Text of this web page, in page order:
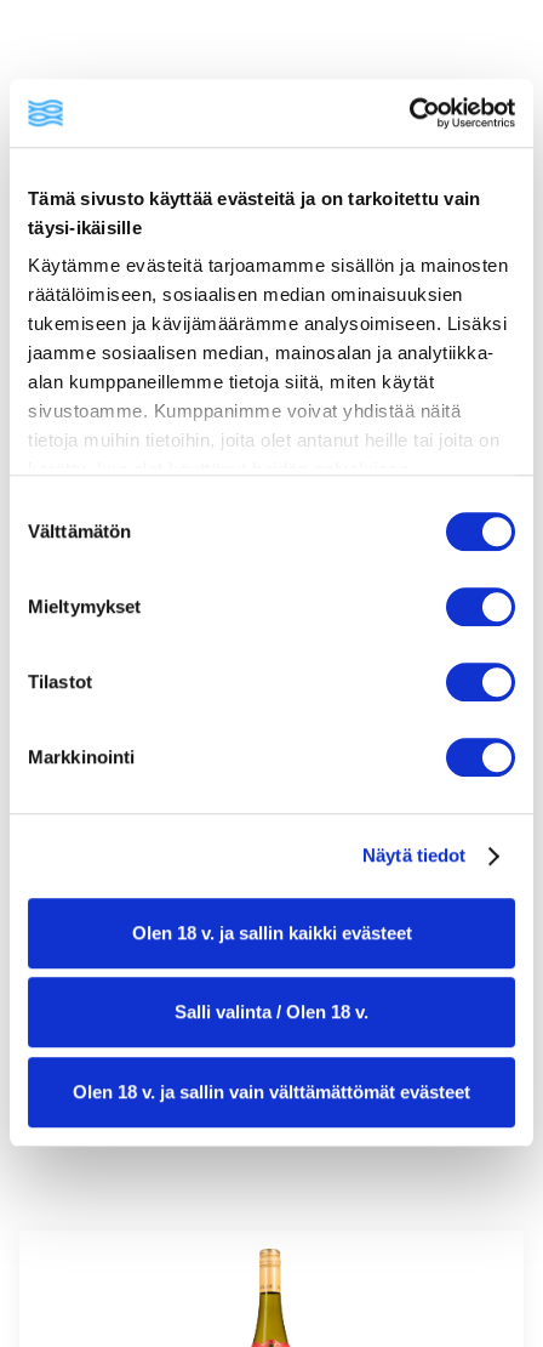
Tämä sivusto käyttää evästeitä ja on tarkoitettu vain
täysi-ikäisille
Käytämme evästeitä tarjoamamme sisällön ja mainosten
räätälöimiseen, sosiaalisen median ominaisuuksien
tukemiseen ja kävijämäärämme analysoimiseen. Lisäksi
jaamme sosiaalisen median, mainosalan ja analytiikka-
alan kumppaneillemme tietoja siitä, miten käytät
sivustoamme. Kumppanimme voivat yhdistää näitä
tietoja muihin tietoihin, joita olet antanut heille tai joita on
tai vanhempi. Vahvista ikäsi käyttääksesi sivustoa.
valinta
Välttämätön
Mieltymykset
Tilastot
Markkinointi
Näytä tiedot
Olen 18 v. ja sallin kaikki evästeet
Salli valinta / Olen 18 v.
Olen 18 v. ja sallin vain välttämättömät evästeet
ainekset
valmistusohje
lisätietoja
2 pussia kuorittuja raakoja tiikerikatkarapuja,
4 valkosipulinkynttä
1 dl oliiviöljyä
valmistusaika:40 min